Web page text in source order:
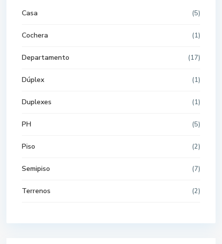
Casa (5)
Cochera (1)
Departamento (17)
Dúplex (1)
Duplexes (1)
PH (5)
Piso (2)
Semipiso (7)
Terrenos (2)